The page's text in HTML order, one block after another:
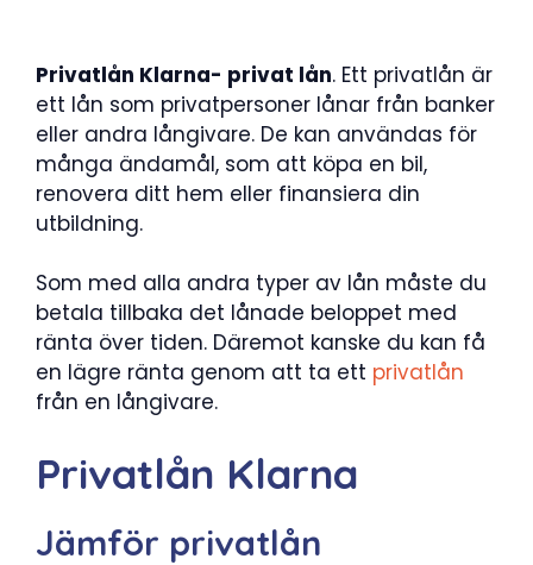
Privatlån Klarna- privat lån. Ett privatlån är
ett lån som privatpersoner lånar från banker
eller andra långivare. De kan användas för
många ändamål, som att köpa en bil,
renovera ditt hem eller finansiera din
utbildning.
Som med alla andra typer av lån måste du
betala tillbaka det lånade beloppet med
ränta över tiden. Däremot kanske du kan få
en lägre ränta genom att ta ett privatlån
från en långivare.
Privatlån Klarna
Jämför privatlån